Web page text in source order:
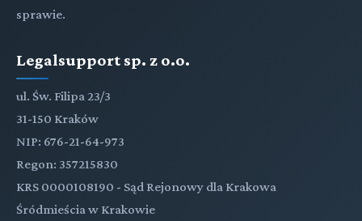
sprawie.
Legalsupport sp. z o.o.
ul. Św. Filipa 23/3
31-150 Kraków
NIP: 676-21-64-973
Regon: 357215830
KRS 0000108190 - Sąd Rejonowy dla Krakowa
Śródmieścia w Krakowie